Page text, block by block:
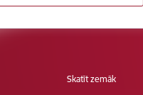
Skatīt zemāk